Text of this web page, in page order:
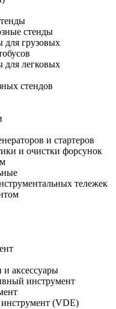
стенды
для грузовых
для легковых
стендов
и стартеров
и очистки форсунок
тележек
аксессуары
инструмент
(VDE)